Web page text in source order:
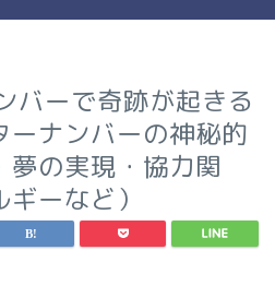
バーで奇跡が起きる
ーナンバーの神秘的
夢の実現・協力関
ーなど）